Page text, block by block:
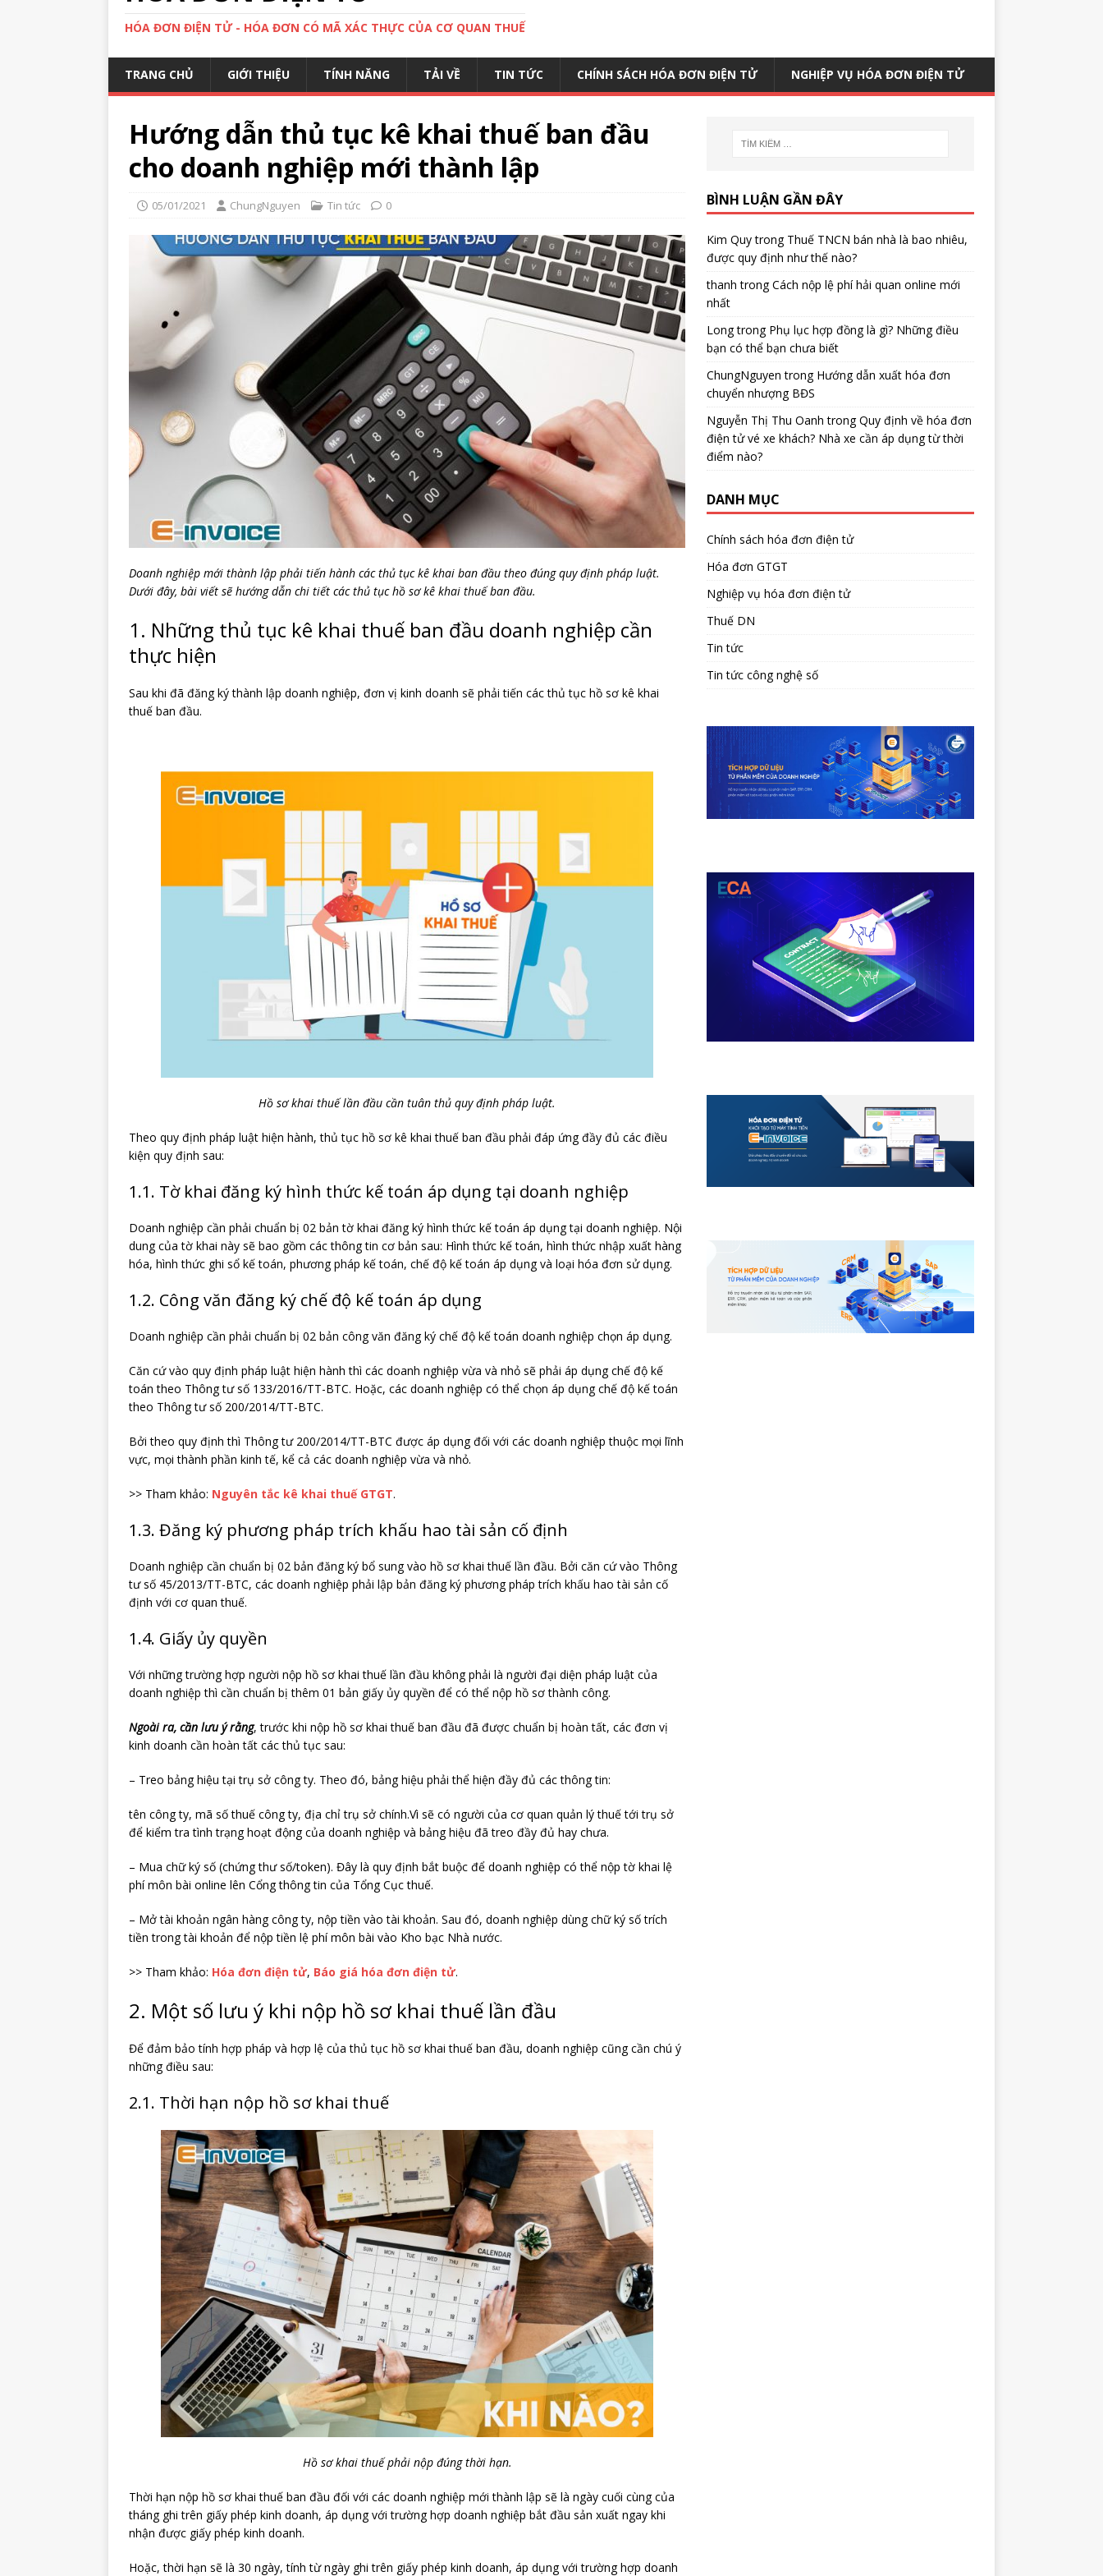
HÓA ĐƠN ĐIỆN TỬ - HÓA ĐƠN CÓ MÃ XÁC THỰC CỦA CƠ QUAN THUẾ
TRANG CHỦ GIỚI THIỆU TÍNH NĂNG TẢI VỀ TIN TỨC CHÍNH SÁCH HÓA ĐƠN ĐIỆN TỬ NGHIỆP VỤ HÓA ĐƠN ĐIỆN TỬ
Hướng dẫn thủ tục kê khai thuế ban đầu
cho doanh nghiệp mới thành lập
05/01/2021 ChungNguyen Tin tức 0
Doanh nghiệp mới thành lập phải tiến hành các thủ tục kê khai ban đầu theo đúng quy định pháp luật.
Dưới đây, bài viết sẽ hướng dẫn chi tiết các thủ tục hồ sơ kê khai thuế ban đầu.
1. Những thủ tục kê khai thuế ban đầu doanh nghiệp cần
thực hiện
Sau khi đã đăng ký thành lập doanh nghiệp, đơn vị kinh doanh sẽ phải tiến các thủ tục hồ sơ kê khai
thuế ban đầu.
Hồ sơ khai thuế lần đầu cần tuân thủ quy định pháp luật.
Theo quy định pháp luật hiện hành, thủ tục hồ sơ kê khai thuế ban đầu phải đáp ứng đầy đủ các điều
kiện quy định sau:
1.1. Tờ khai đăng ký hình thức kế toán áp dụng tại doanh nghiệp
Doanh nghiệp cần phải chuẩn bị 02 bản tờ khai đăng ký hình thức kế toán áp dụng tại doanh nghiệp. Nội
dung của tờ khai này sẽ bao gồm các thông tin cơ bản sau: Hình thức kế toán, hình thức nhập xuất hàng
hóa, hình thức ghi sổ kế toán, phương pháp kế toán, chế độ kế toán áp dụng và loại hóa đơn sử dụng.
1.2. Công văn đăng ký chế độ kế toán áp dụng
Doanh nghiệp cần phải chuẩn bị 02 bản công văn đăng ký chế độ kế toán doanh nghiệp chọn áp dụng.
Căn cứ vào quy định pháp luật hiện hành thì các doanh nghiệp vừa và nhỏ sẽ phải áp dụng chế độ kế
toán theo Thông tư số 133/2016/TT-BTC. Hoặc, các doanh nghiệp có thể chọn áp dụng chế độ kế toán
theo Thông tư số 200/2014/TT-BTC.
Bởi theo quy định thì Thông tư 200/2014/TT-BTC được áp dụng đối với các doanh nghiệp thuộc mọi lĩnh
vực, mọi thành phần kinh tế, kể cả các doanh nghiệp vừa và nhỏ.
>> Tham khảo: Nguyên tắc kê khai thuế GTGT.
1.3. Đăng ký phương pháp trích khấu hao tài sản cố định
Doanh nghiệp cần chuẩn bị 02 bản đăng ký bổ sung vào hồ sơ khai thuế lần đầu. Bởi căn cứ vào Thông
tư số 45/2013/TT-BTC, các doanh nghiệp phải lập bản đăng ký phương pháp trích khấu hao tài sản cố
định với cơ quan thuế.
1.4. Giấy ủy quyền
Với những trường hợp người nộp hồ sơ khai thuế lần đầu không phải là người đại diện pháp luật của
doanh nghiệp thì cần chuẩn bị thêm 01 bản giấy ủy quyền để có thể nộp hồ sơ thành công.
Ngoài ra, cần lưu ý rằng, trước khi nộp hồ sơ khai thuế ban đầu đã được chuẩn bị hoàn tất, các đơn vị
kinh doanh cần hoàn tất các thủ tục sau:
– Treo bảng hiệu tại trụ sở công ty. Theo đó, bảng hiệu phải thể hiện đầy đủ các thông tin:
tên công ty, mã số thuế công ty, địa chỉ trụ sở chính.Vì sẽ có người của cơ quan quản lý thuế tới trụ sở
để kiểm tra tình trạng hoạt động của doanh nghiệp và bảng hiệu đã treo đầy đủ hay chưa.
– Mua chữ ký số (chứng thư số/token). Đây là quy định bắt buộc để doanh nghiệp có thể nộp tờ khai lệ
phí môn bài online lên Cổng thông tin của Tổng Cục thuế.
– Mở tài khoản ngân hàng công ty, nộp tiền vào tài khoản. Sau đó, doanh nghiệp dùng chữ ký số trích
tiền trong tài khoản để nộp tiền lệ phí môn bài vào Kho bạc Nhà nước.
>> Tham khảo: Hóa đơn điện tử, Báo giá hóa đơn điện tử.
2. Một số lưu ý khi nộp hồ sơ khai thuế lần đầu
Để đảm bảo tính hợp pháp và hợp lệ của thủ tục hồ sơ khai thuế ban đầu, doanh nghiệp cũng cần chú ý
những điều sau:
2.1. Thời hạn nộp hồ sơ khai thuế
Hồ sơ khai thuế phải nộp đúng thời hạn.
Thời hạn nộp hồ sơ khai thuế ban đầu đối với các doanh nghiệp mới thành lập sẽ là ngày cuối cùng của
tháng ghi trên giấy phép kinh doanh, áp dụng với trường hợp doanh nghiệp bắt đầu sản xuất ngay khi
nhận được giấy phép kinh doanh.
Hoặc, thời hạn sẽ là 30 ngày, tính từ ngày ghi trên giấy phép kinh doanh, áp dụng với trường hợp doanh
BÌNH LUẬN GẦN ĐÂY
Kim Quytrong Thuế TNCN bán nhà là bao nhiêu,
được quy định như thế nào?
thanh trongCách nộp lệ phí hải quan online mới
nhất
Longtrong Phụ lục hợp đồng là gì? Những điều
bạn có thể bạn chưa biết
ChungNguyen trong Hướng dẫn xuất hóa đơn
chuyển nhượng BĐS
Nguyễn Thị Thu Oanh trongQuy định về hóa đơn
điện tử vé xe khách? Nhà xe cần áp dụng từ thời
điểm nào?
DANH MỤC
Chính sách hóa đơn điện tử
Hóa đơn GTGT
Nghiệp vụ hóa đơn điện tử
Thuế DN
Tin tức
Tin tức công nghệ số